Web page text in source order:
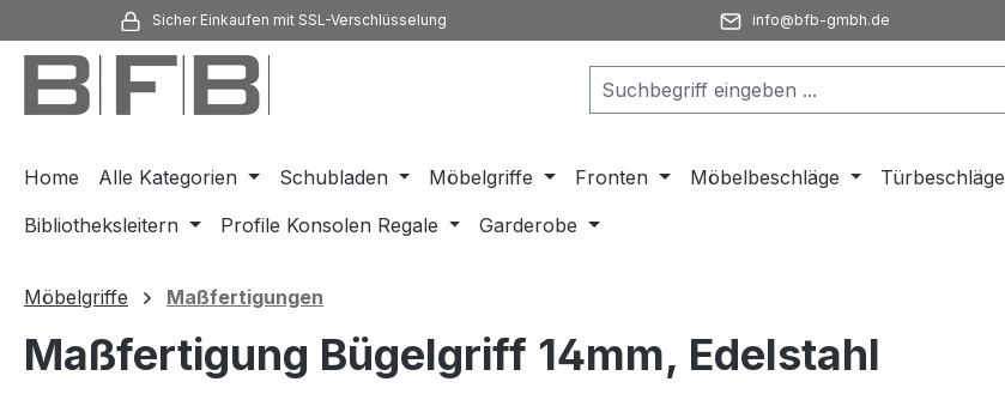
Hauptinhalt springen
Zur Suche springen
Zur Hauptnavigation springen
Sicher Einkaufen mit SSL-Verschlüsselung info@bfb-gmbh.de
Home Alle Kategorien Schubladen Möbelgriffe Fronten Möbelbeschläge Türbeschläge
Bibliotheksleitern
Profile Konsolen Regale Garderobe
Möbelgriffe Maßfertigungen
Maßfertigung Bügelgriff 14mm, Edelstahl